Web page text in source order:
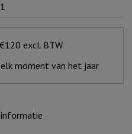
excl. BTW
moment van het jaar